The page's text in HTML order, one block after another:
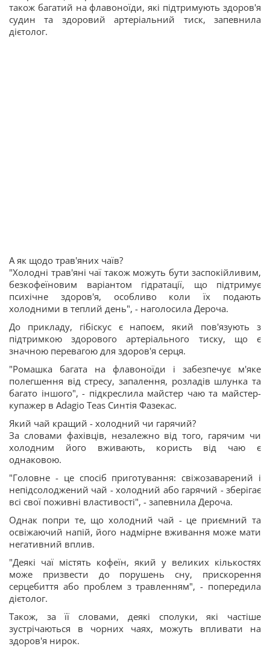
також багатий на флавоноїди, які підтримують здоров'я
судин та здоровий артеріальний тиск, запевнила
дієтолог.
А як щодо трав'яних чаїв?
"Холодні трав'яні чаї також можуть бути заспокійливим,
безкофеїновим варіантом гідратації, що підтримує
психічне здоров'я, особливо коли їх подають
холодними в теплий день", - наголосила Дероча.
До прикладу, гібіскус є напоєм, який пов'язують з
підтримкою здорового артеріального тиску, що є
значною перевагою для здоров'я серця.
"Ромашка багата на флавоноїди і забезпечує м'яке
полегшення від стресу, запалення, розладів шлунка та
багато іншого", - підкреслила майстер чаю та майстер-
купажер в Adagio Teas Синтія Фазекас.
Який чай кращий - холодний чи гарячий?
За словами фахівців, незалежно від того, гарячим чи
холодним його вживають, користь від чаю є
однаковою.
"Головне - це спосіб приготування: свіжозаварений і
непідсолоджений чай - холодний або гарячий - зберігає
всі свої поживні властивості", - запевнила Дероча.
Однак попри те, що холодний чай - це приємний та
освіжаючий напій, його надмірне вживання може мати
негативний вплив.
"Деякі чаї містять кофеїн, який у великих кількостях
може призвести до порушень сну, прискорення
серцебиття або проблем з травленням", - попередила
дієтолог.
Також, за її словами, деякі сполуки, які частіше
зустрічаються в чорних чаях, можуть впливати на
здоров'я нирок.